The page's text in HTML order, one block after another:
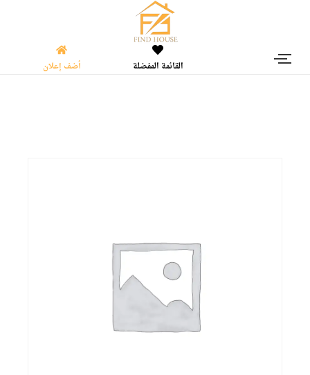
القائمة المفضلة أضف إعلان